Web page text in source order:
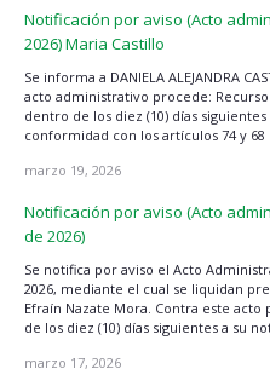
Notificación por aviso (Acto
2026) Maria Castillo
Se informa a DANIELA ALEJANDRA
acto administrativo procede:
dentro de los diez (10) días
conformidad con los artículos 74 y 68
marzo 19, 2026
Notificación por aviso (Acto
de 2026)
Se notifica por aviso el Acto
2026, mediante el cual se liquidan
Efraín Nazate Mora. Contra este
de los diez (10) días siguientes a su
marzo 17, 2026